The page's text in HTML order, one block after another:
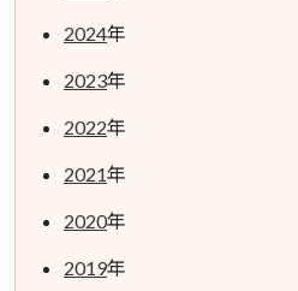
2024年
2023年
2022年
2021年
2020年
2019年